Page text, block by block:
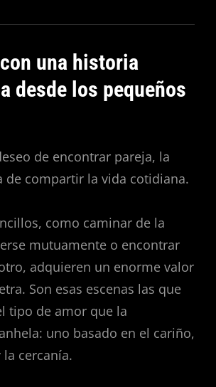
una historia
desde los pequeños
de encontrar pareja, la
de compartir la vida cotidiana.
como caminar de la
mutuamente o encontrar
adquieren un enorme valor
Son esas escenas las que
tipo de amor que la
uno basado en el cariño,
cercanía.